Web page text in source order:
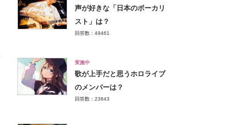
声が好きな「日本のボーカリ
スト」は？
回答数：49461
実施中
歌が上手だと思うホロライブ
のメンバーは？
回答数：23843